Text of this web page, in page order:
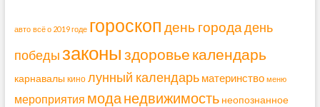
авто всё о 2019 годе гороскоп день городадень
победызаконыздоровье календарь
карнавалы кино лунный календарь материнство меню
мероприятия мода недвижимость неопознанное